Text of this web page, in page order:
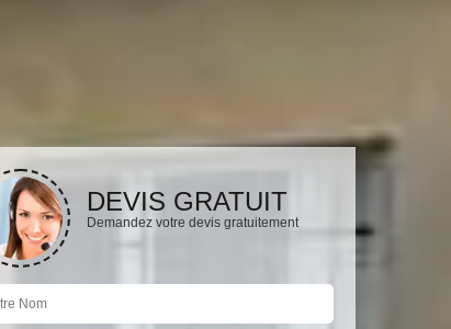
DEVIS GRATUIT
Demandez votre devis gratuitement